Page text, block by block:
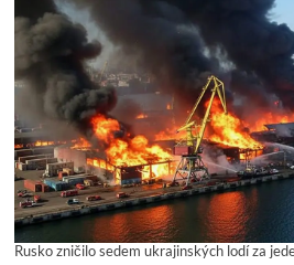
Rusko zničilo sedem ukrajinských lodí za